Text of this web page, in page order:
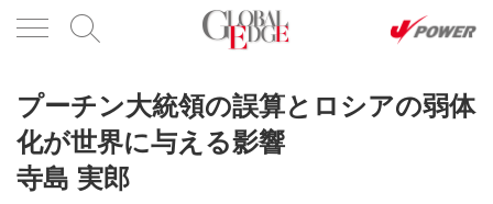
プーチン大統領の誤算とロシアの弱体
化が世界に与える影響
寺島 実郎